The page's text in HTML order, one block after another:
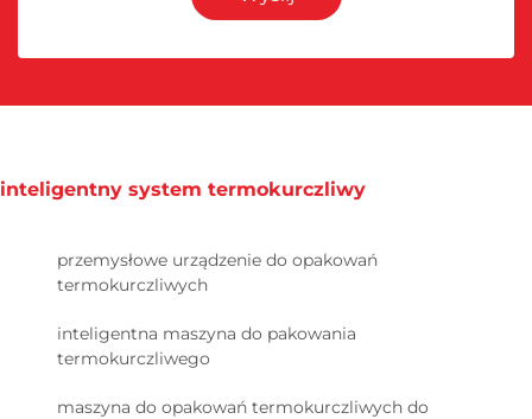
inteligentny system termokurczliwy
przemysłowe urządzenie do opakowań
termokurczliwych
inteligentna maszyna do pakowania
termokurczliwego
maszyna do opakowań termokurczliwych do